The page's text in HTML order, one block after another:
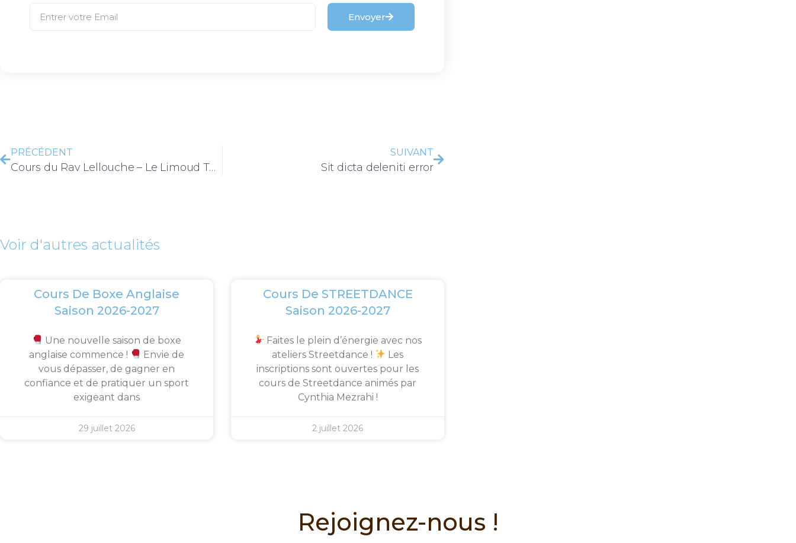
Envoyer
PRÉCÉDENT
Cours du Rav Lellouche – Le Limoud Torah
SUIVANT
Sit dicta deleniti error
Voir d'autres actualités
Cours De Boxe Anglaise
Saison 2026-2027
Une nouvelle saison de boxe
anglaise commence !
Envie de
vous dépasser, de gagner en
confiance et de pratiquer un sport
exigeant dans
29 juillet 2026
Cours De STREETDANCE
Saison 2026-2027
Faites le plein d’énergie avec nos
ateliers Streetdance !
Les
inscriptions sont ouvertes pour les
cours de Streetdance animés par
Cynthia Mezrahi !
2 juillet 2026
Rejoignez-nous !